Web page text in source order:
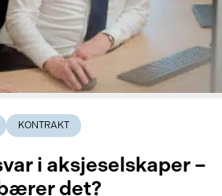
KONTRAKT
i aksjeselskaper –
det?